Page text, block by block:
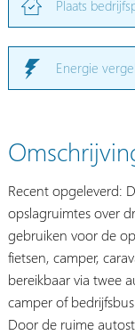
Plaats
Energie
Recent opgeleverd:
opslagruimtes over
gebruiken voor de
fietsen, camper,
bereikbaar via twee
camper of
Door de ruime